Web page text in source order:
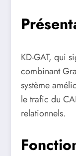
KD-GAT, qui
combinant
système
le trafic du
relationnels.